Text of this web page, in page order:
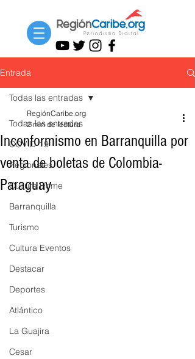
Entrada
Todas las entradas
COVID-19
Regionales
Cultura Home
Barranquilla
Turismo
Cultura Eventos
Destacar
Deportes
Atlántico
La Guajira
Cesar
Todas las entradas
Inconformismo en Barranquilla por
venta de boletas de Colombia-
Paraguay
RegiónCaribe.org
2 min de lectura